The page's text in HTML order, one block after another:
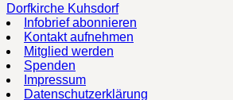
Dorfkirche Kuhsdorf
Infobrief abonnieren
Kontakt aufnehmen
Mitglied werden
Spenden
Impressum
Datenschutzerklärung